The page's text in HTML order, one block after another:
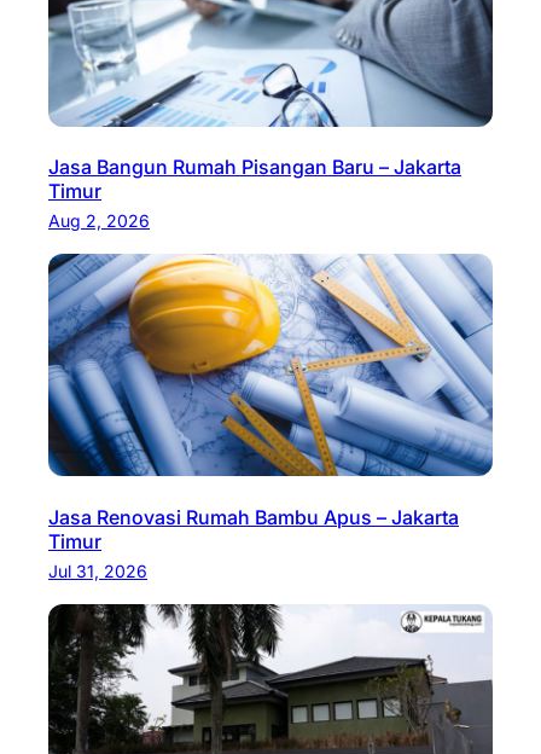
Jasa Bangun Rumah Pisangan Baru – Jakarta
Timur
Aug 2, 2026
Jasa Renovasi Rumah Bambu Apus – Jakarta
Timur
Jul 31, 2026